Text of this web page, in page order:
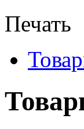
Печать